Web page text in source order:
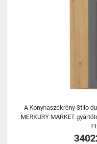
A Konyhaszekrény Stilo
MERKURY MARKET